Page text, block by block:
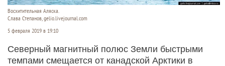
Восхитительная Аляска.
Слава Степанов, gelio.livejournal.com
5 февраля 2019 в 19:10
Северный магнитный полюс Земли быстрыми
темпами смещается от канадской Арктики в